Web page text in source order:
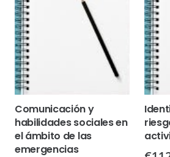
Comunicación y
habilidades sociales en
el ámbito de las
emergencias